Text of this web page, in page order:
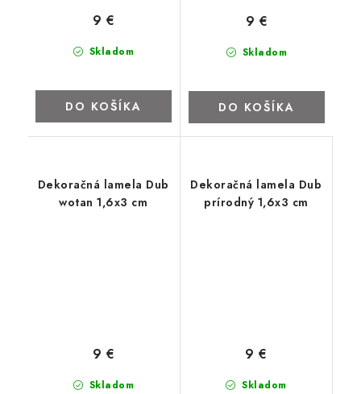
Skladom
9 €
DO KOŠÍKA
Skladom
9 €
DO KOŠÍKA
Dekoračná lamela Dub
wotan 1,6x3 cm
Skladom
9 €
Dekoračná lamela Dub
prírodný 1,6x3 cm
Skladom
9 €